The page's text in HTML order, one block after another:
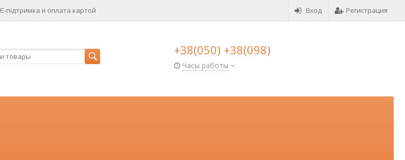
Вход Регистрация
Є-підтримка и оплата картой
+38(050) +38(098)
Часы работы